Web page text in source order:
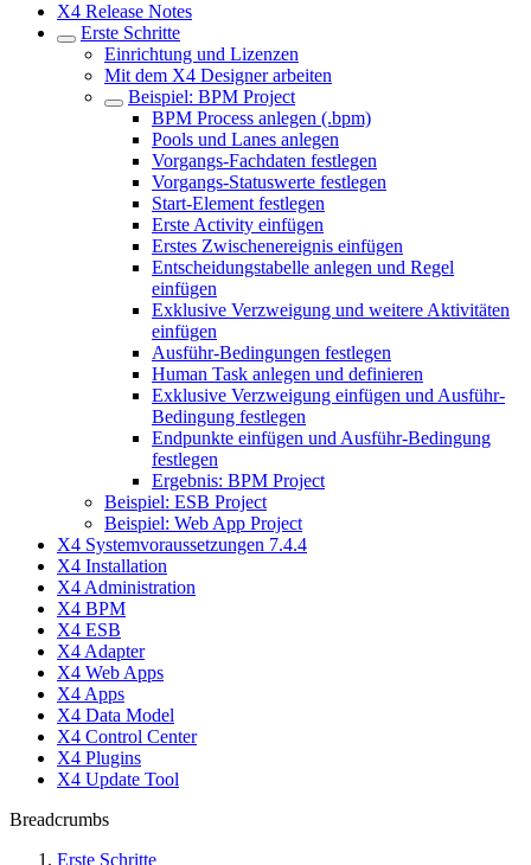
X4 Release Notes
Erste Schritte
Einrichtung und Lizenzen
Mit dem X4 Designer arbeiten
Beispiel: BPM Project
BPM Process anlegen (.bpm)
Pools und Lanes anlegen
Vorgangs-Fachdaten festlegen
Vorgangs-Statuswerte festlegen
Start-Element festlegen
Erste Activity einfügen
Erstes Zwischenereignis einfügen
Entscheidungstabelle anlegen und Regel
einfügen
Exklusive Verzweigung und weitere Aktivitäten
einfügen
Ausführ-Bedingungen festlegen
Human Task anlegen und definieren
Exklusive Verzweigung einfügen und Ausführ-
Bedingung festlegen
Endpunkte einfügen und Ausführ-Bedingung
festlegen
Ergebnis: BPM Project
Beispiel: ESB Project
Beispiel: Web App Project
X4 Systemvoraussetzungen 7.4.4
X4 Installation
X4 Administration
X4 BPM
X4 ESB
X4 Adapter
X4 Web Apps
X4 Apps
X4 Data Model
X4 Control Center
X4 Plugins
X4 Update Tool
Breadcrumbs
Erste Schritte